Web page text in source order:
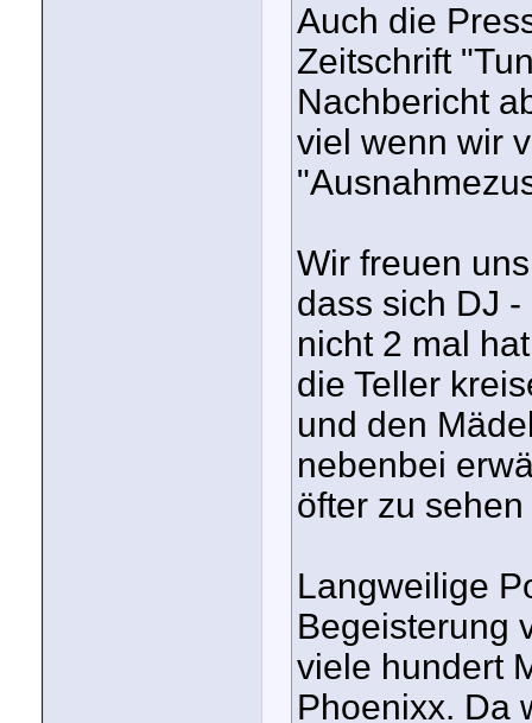
Auch die
Zeitschrift
Nachbericht
viel wenn wir
Wir freuen
dass sich DJ
nicht 2 mal
die Teller
und den
nebenbei
öfter zu
Langweilige
Begeisterung
viele hundert
Phoenixx. Da